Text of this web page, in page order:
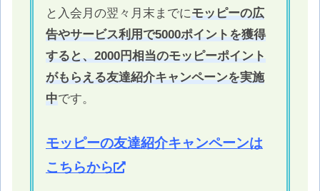
と入会月の翌々月末までにモッピーの広
告やサービス利用で5000ポイントを獲得
すると、2000円相当のモッピーポイント
がもらえる友達紹介キャンペーンを実施
中です。
モッピーの友達紹介キャンペーンは
こちらから